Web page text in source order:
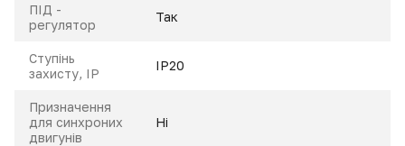
ПІД -
регулятор
Так
Ступінь
захисту, IP
IP20
Призначення
для синхроних
двигунів
Ні